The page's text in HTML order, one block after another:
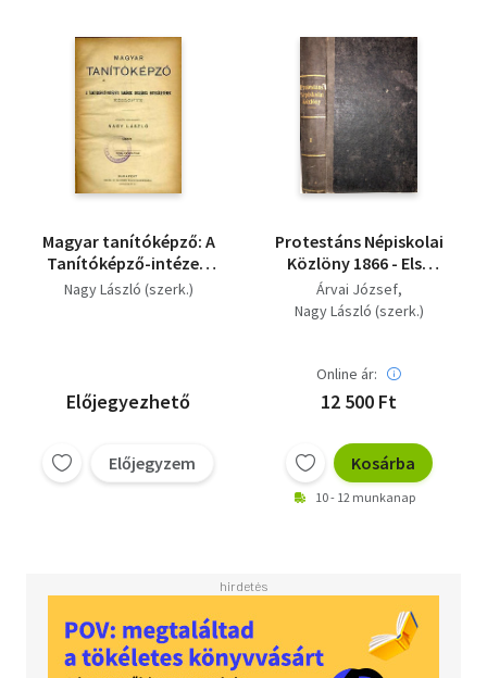
Magyar tanítóképző: A
Tanítóképző-intézeti
Tanárok Országos...
Nagy László (szerk.)
Előjegyezhető
Előjegyzem
Protestáns Népiskolai
Közlöny 1866 - Első
kiadás
Árvai József
Nagy László (szerk.)
Online ár:
12 500 Ft
Kosárba
10 - 12 munkanap